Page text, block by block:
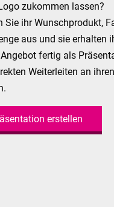
zukommen lassen?
Sie ihr Wunschprodukt,
aus und sie erhalten
fertig als
Weiterleiten an ihren
erstellen